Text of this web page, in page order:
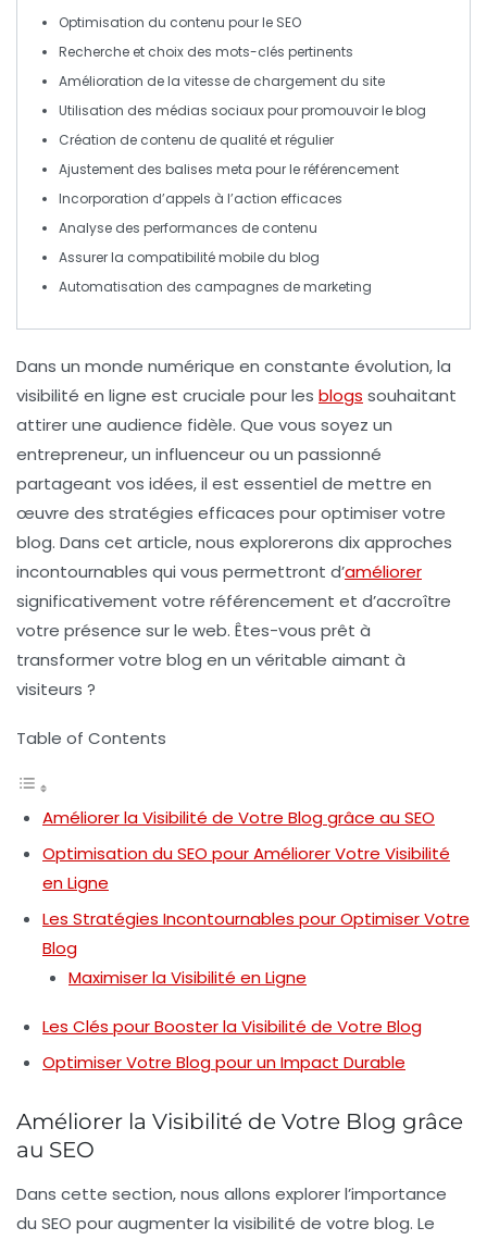
Optimisation du contenu pour le SEO
Recherche et choix des mots-clés pertinents
Amélioration de la vitesse de chargement du site
Utilisation des médias sociauxpour promouvoir le blog
Création de contenu de qualité et régulier
Ajustement des balises meta pour le référencement
Incorporation d’appels à l’action efficaces
Analyse des performances de contenu
Assurer la compatibilité mobile du blog
Automatisation des campagnes demarketing
Dans un monde numérique en constante évolution, la
visibilité en ligne est cruciale pour les blogs souhaitant
attirer une audience fidèle. Que vous soyez un
entrepreneur, un influenceur ou un passionné
partageant vos idées, il est essentiel de mettre en
œuvre des stratégies efficaces pour optimiser votre
blog. Dans cet article, nous explorerons dix approches
incontournables qui vous permettront d’améliorer
significativement votre référencement et d’accroître
votre présence sur le web. Êtes-vous prêt à
transformer votre blog en un véritable aimant à
visiteurs ?
Table of Contents
Améliorer la Visibilité de Votre Blog grâce au SEO
Optimisation du SEO pour Améliorer Votre Visibilité
en Ligne
Les Stratégies Incontournables pour Optimiser Votre
Blog
Maximiser la Visibilité en Ligne
Les Clés pour Booster la Visibilité de Votre Blog
Optimiser Votre Blog pour un Impact Durable
Améliorer la Visibilité de Votre Blog grâce
au SEO
Dans cette section, nous allons explorer l’importance
du SEO pour augmenter la visibilité de votre blog. Le